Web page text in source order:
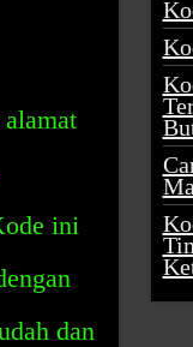
ini
dan